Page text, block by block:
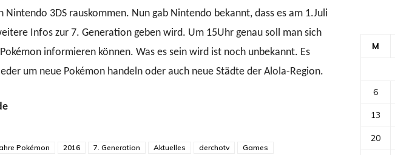
3DS rauskommen. Nun gab Nintendo bekannt, dass es am 1.Juli
Infos zur 7. Generation geben wird. Um 15Uhr genau soll man sich
informieren können. Was es sein wird ist noch unbekannt. Es
um neue Pokémon handeln oder auch neue Städte der Alola-Region.
Pokémon 2016 7. Generation Aktuelles derchotv
Games
M
6
13
20